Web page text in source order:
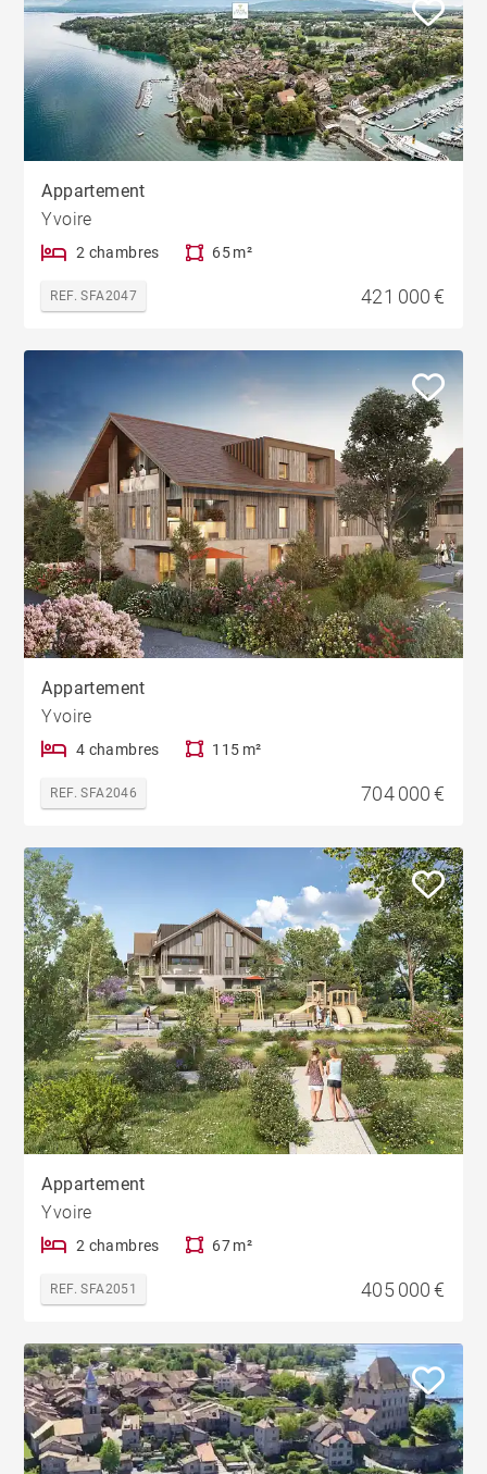
Appartement
Yvoire
2 chambres 65 m²
REF. SFA2047 421 000 €
Appartement
Yvoire
4 chambres 115 m²
REF. SFA2046 704 000 €
Appartement
Yvoire
2 chambres 67 m²
REF. SFA2051 405 000 €